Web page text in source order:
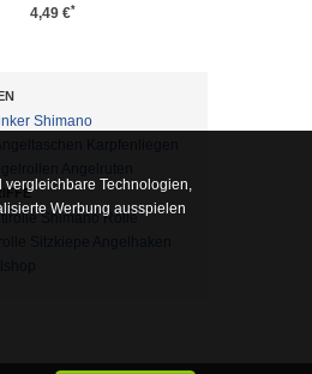
4,49 €*
Shimano
Shimano Rolle
vergleichbare Technologien,
Werbung ausspielen